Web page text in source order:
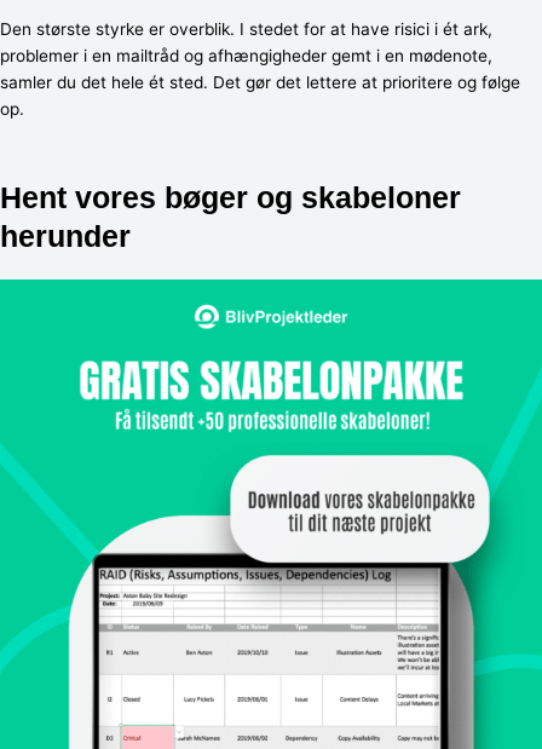
Den største styrke er overblik. I stedet for at have risici i ét ark,
problemer i en mailtråd og afhængigheder gemt i en mødenote,
samler du det hele ét sted. Det gør det lettere at prioritere og følge
op.
Hent vores bøger og skabeloner
herunder